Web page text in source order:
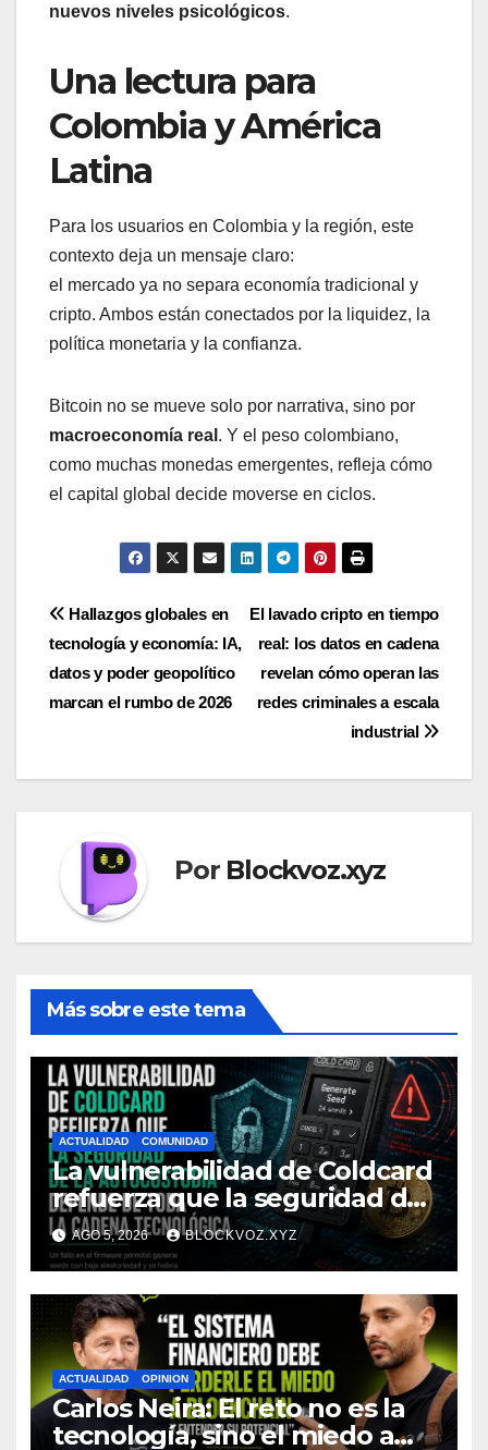
nuevos niveles psicológicos.
Una lectura para
Colombia y América
Latina
Para los usuarios en Colombia y la región, este
contexto deja un mensaje claro:
el mercado ya no separa economía tradicional y
cripto. Ambos están conectados por la liquidez, la
política monetaria y la confianza.
Bitcoin no se mueve solo por narrativa, sino por
macroeconomía real . Y el peso colombiano,
como muchas monedas emergentes, refleja cómo
el capital global decide moverse en ciclos.
Navegación
de
entradas
El lavado cripto en tiempo
real: los datos en cadena
revelan cómo operan las
redes criminales a escala
industrial
Hallazgos globales en
tecnología y economía: IA,
datos y poder geopolítico
marcan el rumbo de 2026
Por Blockvoz.xyz
Más sobre este tema
ACTUALIDAD COMUNIDAD
La vulnerabilidad de Coldcard
refuerza que la seguridad de
la autocustodia depende de
toda la cadena tecnológica,
afirma CoinEx Research
AGO 5, 2026 BLOCKVOZ.XYZ
ACTUALIDAD OPINION
Carlos Neira: El reto no es la
tecnología, sino el miedo a